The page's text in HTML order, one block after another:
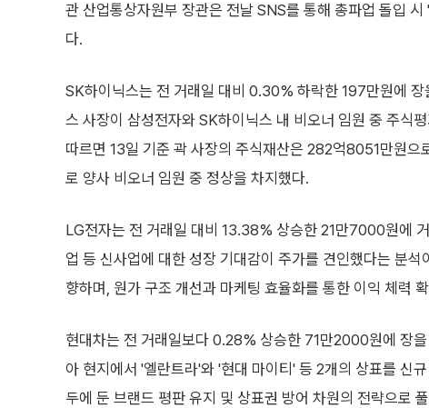
관 산업통상자원부 장관은 전날 SNS를 통해 총파업 돌입
다.
SK하이닉스는 전 거래일 대비 0.30% 하락한 197만원에
스 사장이 삼성전자와 SK하이닉스 내 비오너 임원 중 주식
따르면 13일 기준 곽 사장의 주식재산은 282억8051만원
로 양사 비오너 임원 중 정상을 차지했다.
LG전자는 전 거래일 대비 13.38% 상승한 21만7000원에
업 등 신사업에 대한 성장 기대감이 주가를 견인했다는 분
향하며, 원가 구조 개선과 마케팅 효율화를 통한 이익 체력
현대차는 전 거래일보다 0.28% 상승한 71만2000원에 장
아 현지에서 '엘란트라'와 '현대 마이티' 등 2개의 상표를 신
두에 둔 브랜드 평판 유지 및 상표권 방어 차원의 전략으로